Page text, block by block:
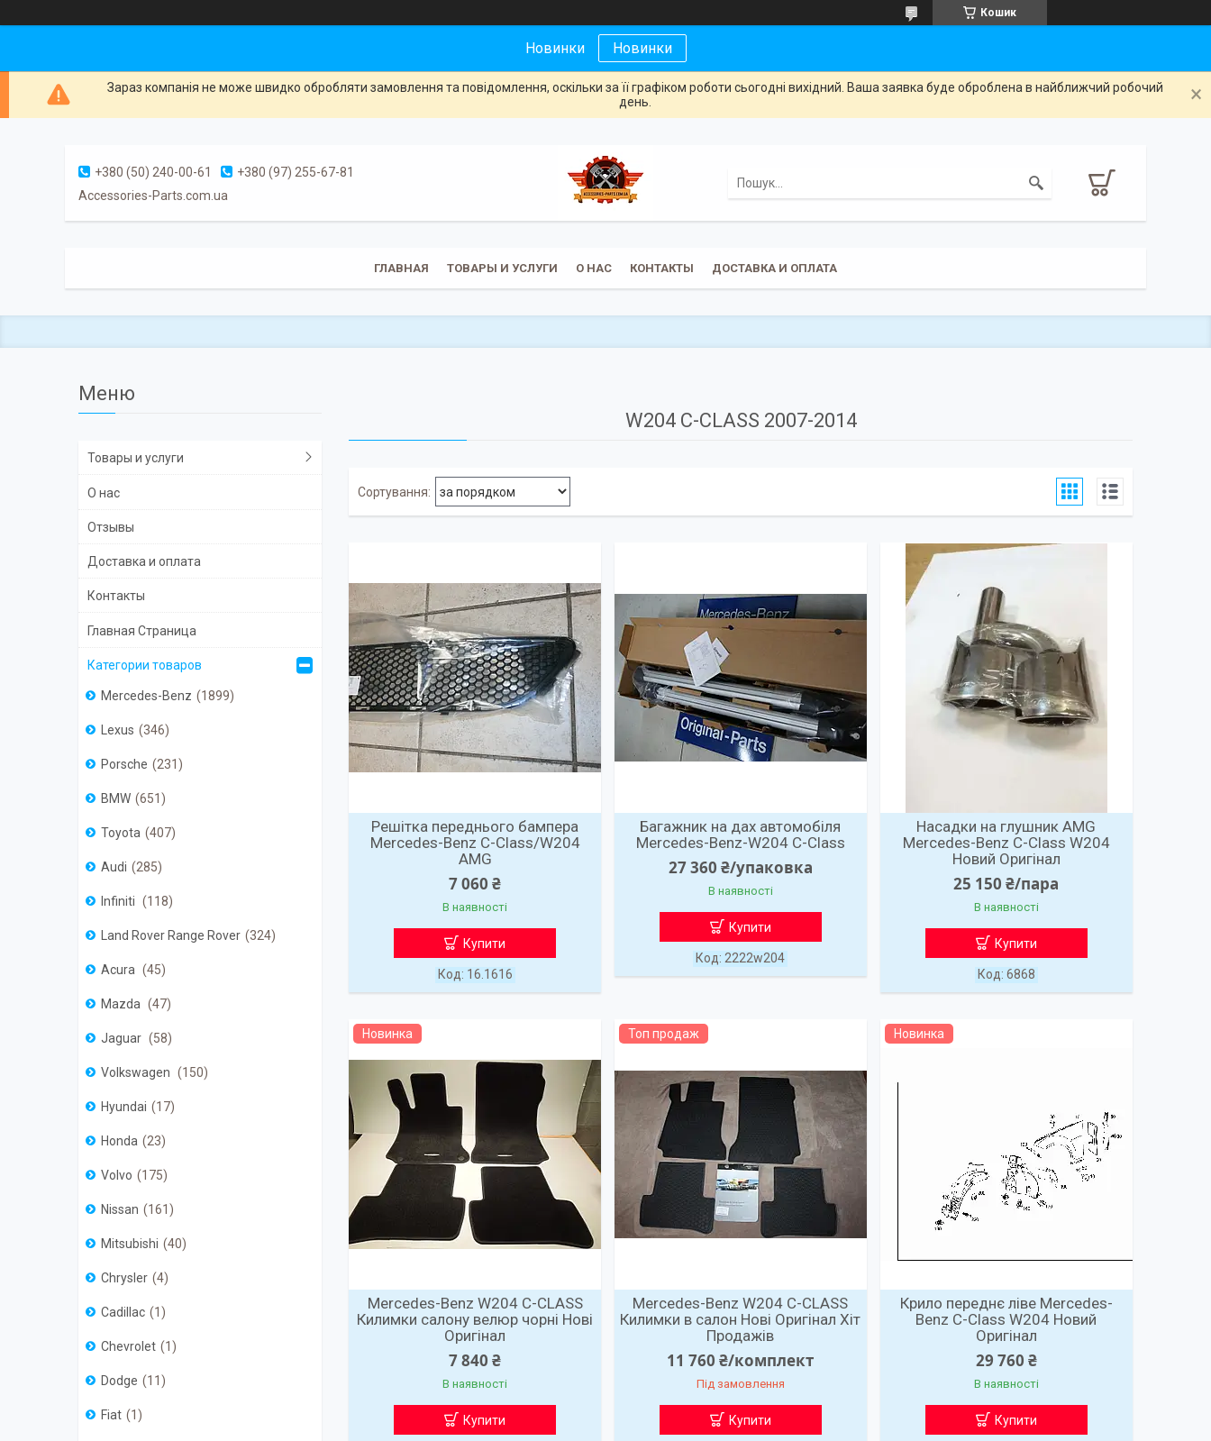
Кошик
Новинки Новинки
Зараз компанія не може швидко обробляти замовлення та повідомлення, оскільки за її графіком роботи сьогодні вихідний. Ваша заявка буде оброблена в найближчий робочий
день.
+380 (50) 240-00-61
+380 (97) 255-67-81
Accessories-Parts.com.ua
ГЛАВНАЯ ТОВАРЫ И УСЛУГИ О НАС КОНТАКТЫ ДОСТАВКА И ОПЛАТА
W204 C-CLASS 2007-2014
Решітка переднього бампера
Mercedes-Benz C-Class/W204
AMG
7 060 ₴
В наявності
Купити
16.1616
Багажник на дах автомобіля
Mercedes-Benz-W204 C-Class
27 360 ₴/упаковка
В наявності
Купити
2222w204
Насадки на глушник AMG
Mercedes-Benz C-Class W204
Новий Оригінал
25 150 ₴/пара
В наявності
Купити
6868
Новинка
Mercedes-Benz W204 C-CLASS
Килимки салону велюр чорні Нові
Оригінал
7 840 ₴
В наявності
Купити
Топ продаж
Mercedes-Benz W204 C-CLASS
Килимки в салон Нові Оригінал Хіт
Продажів
11 760 ₴/комплект
Під замовлення
Купити
Новинка
Крило переднє ліве Mercedes-
Benz C-Class W204 Новий
Оригінал
29 760 ₴
В наявності
Купити
Товары и услуги
О нас
Отзывы
Доставка и оплата
Контакты
Главная Страница
Категории товаров
Mercedes-Benz 1899
Lexus 346
Porsche 231
BMW 651
Toyota 407
Audi 285
Infiniti 118
Land Rover Range Rover 324
Acura 45
Mazda 47
Jaguar 58
Volkswagen 150
Hyundai 17
Honda 23
Volvo 175
Nissan 161
Mitsubishi 40
Chrysler 4
Cadillac 1
Chevrolet 1
Dodge 11
Fiat 1